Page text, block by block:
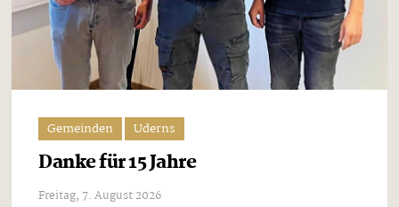
Gemeinden Uderns
Danke für 15 Jahre
Freitag, 7. August 2026